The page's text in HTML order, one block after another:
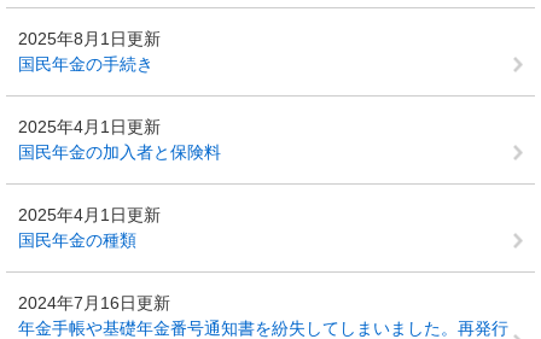
2025年8月1日更新
国民年金の手続き
2025年4月1日更新
国民年金の加入者と保険料
2025年4月1日更新
国民年金の種類
2024年7月16日更新
年金手帳や基礎年金番号通知書を紛失してしまいました。再発行